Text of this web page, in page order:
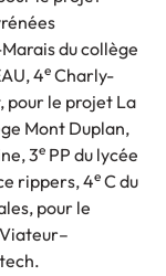
du collège
4e Charly-
pour le projet La
Mont Duplan,
3e PP du lycée
rippers, 4e C du
pour le